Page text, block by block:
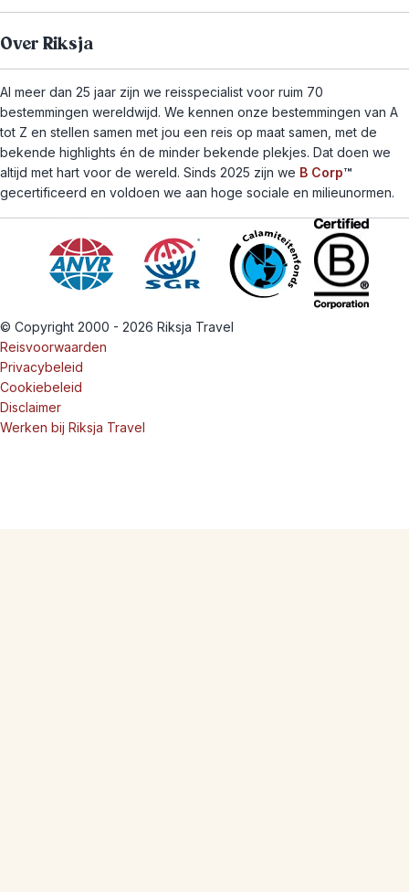
Over Riksja
Al meer dan 25 jaar zijn we reisspecialist voor ruim 70
bestemmingen wereldwijd. We kennen onze bestemmingen van A
tot Z en stellen samen met jou een reis op maat samen, met de
bekende highlights én de minder bekende plekjes. Dat doen we
altijd met hart voor de wereld. Sinds 2025 zijn we B Corp™
gecertificeerd en voldoen we aan hoge sociale en milieunormen.
© Copyright 2000 - 2026 Riksja Travel
Reisvoorwaarden
Privacybeleid
Cookiebeleid
Disclaimer
Werken bij Riksja Travel